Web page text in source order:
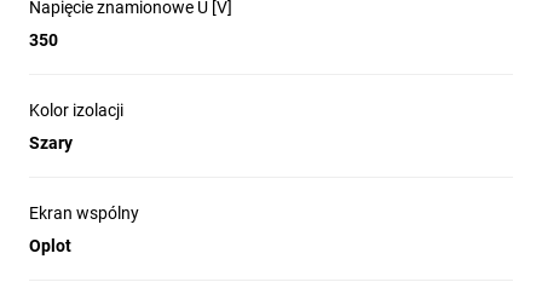
Napięcie znamionowe U [V]
350
Kolor izolacji
Szary
Ekran wspólny
Oplot